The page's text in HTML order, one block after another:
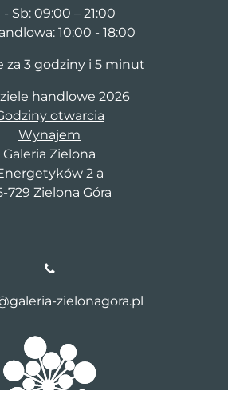
- Sb: 09:00 – 21:00
10:00 - 18:00
za 3 godziny i 5 minut
handlowe 2026
otwarcia
Wynajem
Galeria Zielona
2 a
729 Zielona Góra
zielonagora.pl